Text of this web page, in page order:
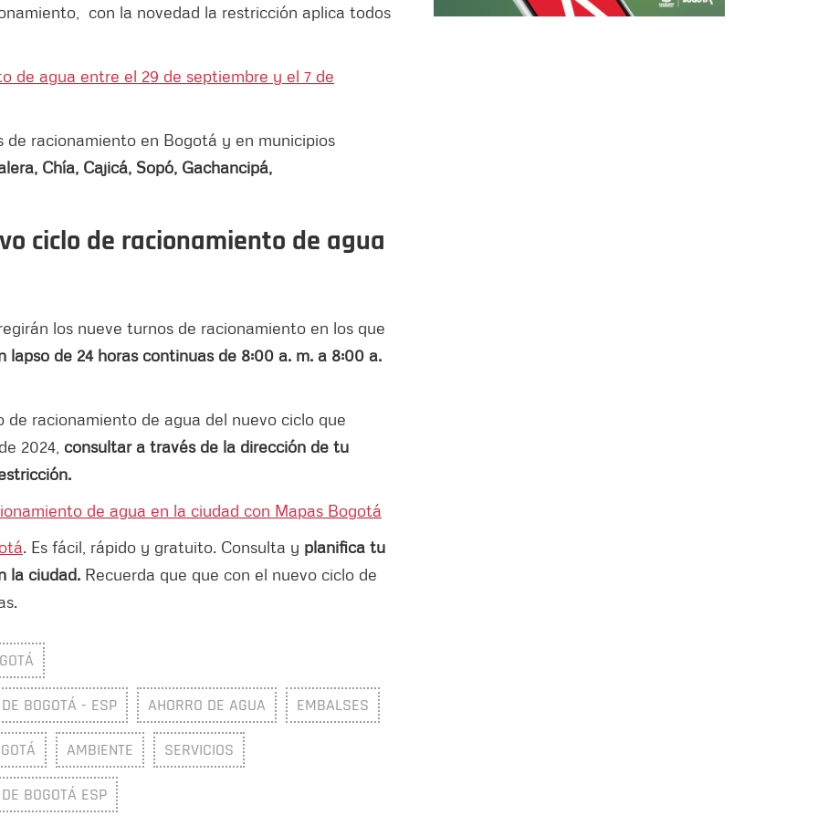
con la novedad la restricción aplica todos
de agua entre el 29 de septiembre y el 7 de
racionamiento en Bogotá y en municipios
Chía, Cajicá, Sopó, Gachancipá,
ciclo de racionamiento de agua
los nueve turnos de racionamiento en los que
lapso de 24 horas continuas de 8:00 a. m. a 8:00 a.
racionamiento de agua del nuevo ciclo que
2024, consultar a través de la dirección de tu
de agua en la ciudad con Mapas Bogotá
. Es fácil, rápido y gratuito. Consulta y planifica tu
la ciudad. Recuerda que que con el nuevo ciclo de
BOGOTÁ - ESP AHORRO DE AGUA EMBALSES
AMBIENTE SERVICIOS
BOGOTÁ ESP